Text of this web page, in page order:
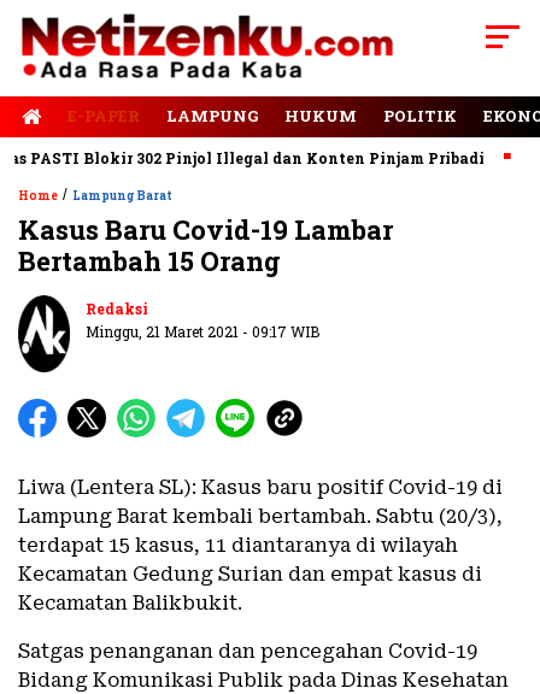
E-PAPER LAMPUNG HUKUM POLITIK
Blokir 302 Pinjol Illegal dan Konten Pinjam Pribadi
Home / Lampung Barat
Kasus Baru Covid-19 Lambar
Bertambah 15 Orang
Redaksi
Minggu, 21 Maret 2021 - 09:17 WIB
Liwa (Lentera SL): Kasus baru positif Covid-19 di
Lampung Barat kembali bertambah. Sabtu (20/3),
terdapat 15 kasus, 11 diantaranya di wilayah
Kecamatan Gedung Surian dan empat kasus di
Kecamatan Balikbukit.
Satgas penanganan dan pencegahan Covid-19
Bidang Komunikasi Publik pada Dinas Kesehatan